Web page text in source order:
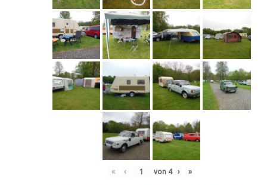
« ‹ von 4 › »